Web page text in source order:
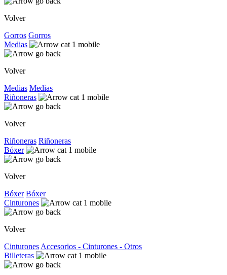
Volver
Gorros Gorros
Medias
Volver
Medias Medias
Riñoneras
Volver
Riñoneras Riñoneras
Bóxer
Volver
Bóxer Bóxer
Cinturones
Volver
Cinturones Accesorios - Cinturones - Otros
Billeteras